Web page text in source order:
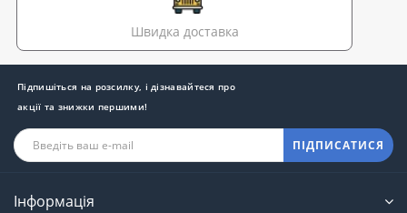
Швидка доставка
Підпишіться на розсилку, і дізнавайтеся про
акції та знижки першими!
ПІДПИСАТИСЯ
Інформація